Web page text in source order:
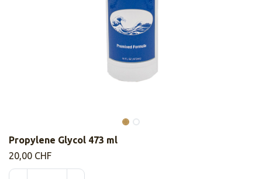
​​Propylene Glycol 473 ml
20,00 CHF